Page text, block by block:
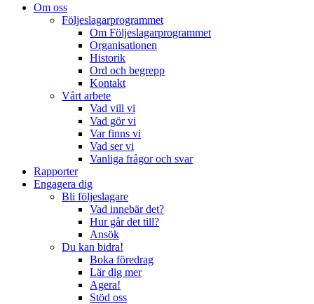
Om oss
Följeslagarprogrammet
Om Följeslagarprogrammet
Organisationen
Historik
Ord och begrepp
Kontakt
Vårt arbete
Vad vill vi
Vad gör vi
Var finns vi
Vad ser vi
Vanliga frågor och svar
Rapporter
Engagera dig
Bli följeslagare
Vad innebär det?
Hur går det till?
Ansök
Du kan bidra!
Boka föredrag
Lär dig mer
Agera!
Stöd oss